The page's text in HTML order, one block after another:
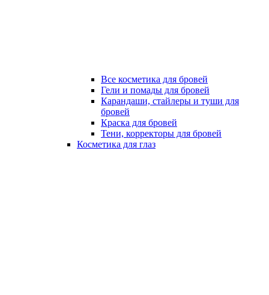
Все косметика для бровей
Гели и помады для бровей
Карандаши, стайлеры и туши для
бровей
Краска для бровей
Тени, корректоры для бровей
Косметика для глаз